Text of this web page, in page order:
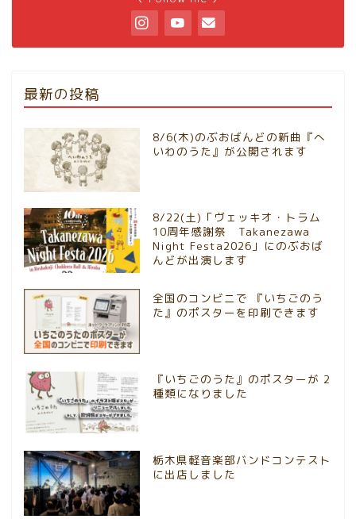
最新の投稿
8/6(木)のぶおばんどの新曲『へ
いわのうた』が公開されます
8/22(土)「ヴェッキオ・トラム
10周年感謝祭 Takanezawa
Night Festa2026」にのぶおば
んどが出演します
全国のコンビニで 『いちごのう
た』のポスターを印刷できます
『いちごのうた』のポスターが 2
種類になりました
栃木県軽音楽部バンドコンテスト
に出店しました